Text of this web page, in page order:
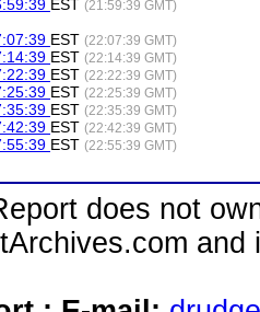
EST (21:59:39 GMT)
EST (22:07:39 GMT)
EST (22:14:39 GMT)
EST (22:22:39 GMT)
EST (22:25:39 GMT)
EST (22:35:39 GMT)
EST (22:42:39 GMT)
EST (22:55:39 GMT)
does not